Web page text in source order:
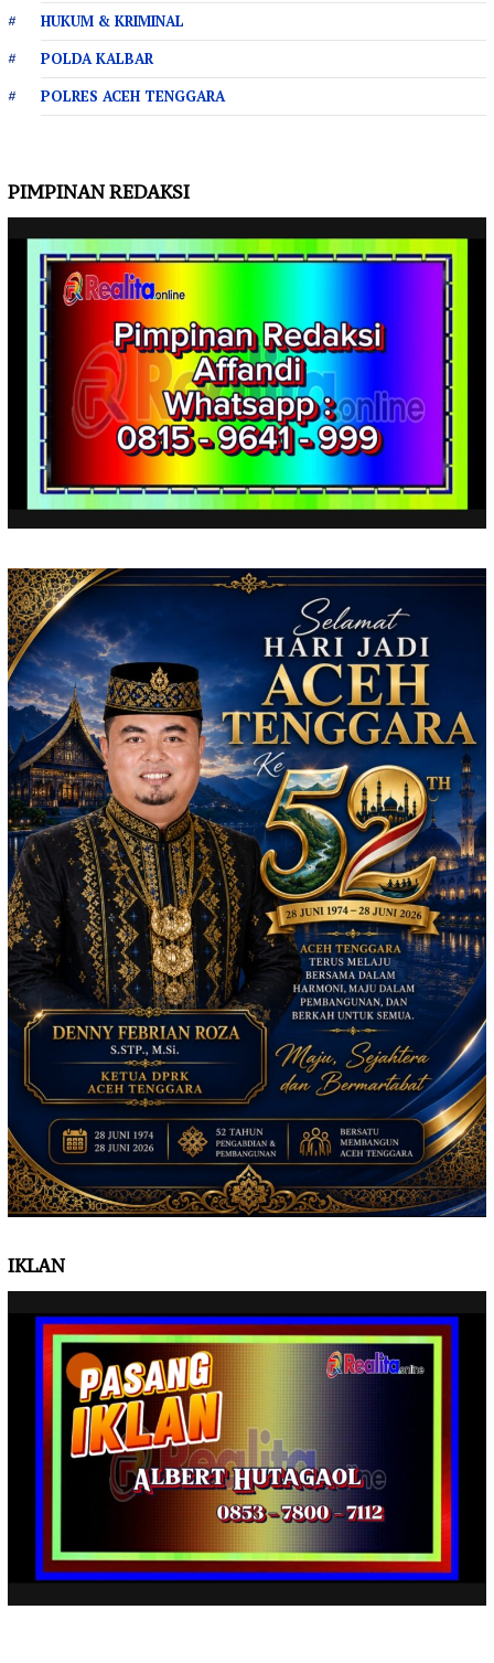
HUKUM & KRIMINAL
POLDA KALBAR
POLRES ACEH TENGGARA
PIMPINAN REDAKSI
IKLAN